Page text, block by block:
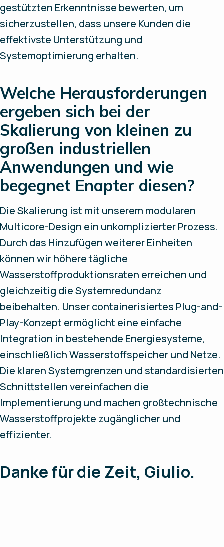
gestützten Erkenntnisse bewerten, um
sicherzustellen, dass unsere Kunden die
effektivste Unterstützung und
Systemoptimierung erhalten.
Welche Herausforderungen
ergeben sich bei der
Skalierung von kleinen zu
großen industriellen
Anwendungen und wie
begegnet Enapter diesen?
Die Skalierung ist mit unserem modularen
Multicore-Design ein unkomplizierter Prozess.
Durch das Hinzufügen weiterer Einheiten
können wir höhere tägliche
Wasserstoffproduktionsraten erreichen und
gleichzeitig die Systemredundanz
beibehalten. Unser containerisiertes Plug-and-
Play-Konzept ermöglicht eine einfache
Integration in bestehende Energiesysteme,
einschließlich Wasserstoffspeicher und Netze.
Die klaren Systemgrenzen und standardisierten
Schnittstellen vereinfachen die
Implementierung und machen großtechnische
Wasserstoffprojekte zugänglicher und
effizienter.
Danke für die Zeit, Giulio.